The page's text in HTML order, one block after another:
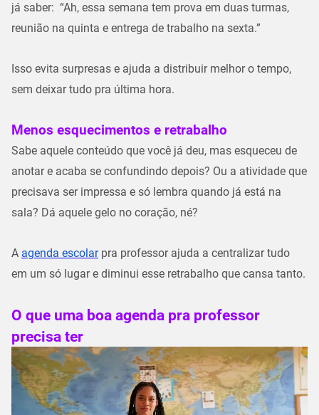
já saber: “Ah, essa semana tem prova em duas turmas,
reunião na quinta e entrega de trabalho na sexta.”
Isso evita surpresas e ajuda a distribuir melhor o tempo,
sem deixar tudo pra última hora.
Menos esquecimentos e retrabalho
Sabe aquele conteúdo que você já deu, mas esqueceu de
anotar e acaba se confundindo depois? Ou a atividade que
precisava ser impressa e só lembra quando já está na
sala? Dá aquele gelo no coração, né?
A agenda escolarpra professor ajuda a centralizar tudo
em um só lugar e diminui esse retrabalho que cansa tanto.
O que uma boa agenda pra professor
precisa ter